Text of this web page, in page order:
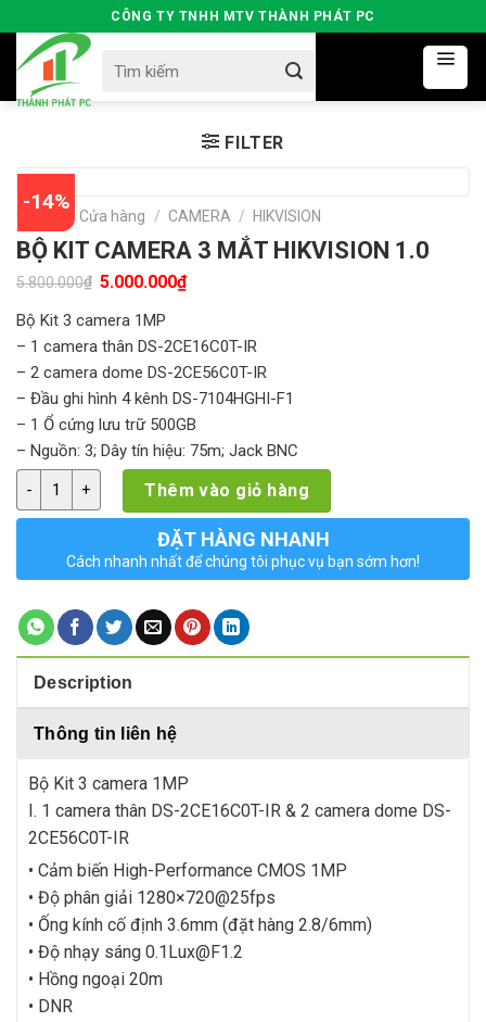
to
content
CÔNG TY TNHH MTV THÀNH PHÁT PC
for:
FILTER
-14%
Cửa hàng / CAMERA / HIKVISION
BỘ KIT CAMERA 3 MẮT HIKVISION 1.0
5.800.000₫ Original
was:
5.800.000₫.
5.000.000₫Current
price
Bộ Kit 3 camera 1MP
– 1 camera thân DS-2CE16C0T-IR
– 2 camera dome DS-2CE56C0T-IR
– Đầu ghi hình 4 kênh DS-7104HGHI-F1
– 1 Ổ cứng lưu trữ 500GB
– Nguồn: 3; Dây tín hiệu: 75m; Jack BNC
BỘ KIT CAMERA 3 MẮT HIKVISION 1.0 quantity
Thêm vào giỏ hàng
ĐẶT HÀNG NHANH
Cách nhanh nhất để chúng tôi phục vụ bạn sớm hơn!
Description
Thông tin liên hệ
Bộ Kit 3 camera 1MP
I. 1 camera thân DS-2CE16C0T-IR & 2 camera dome DS-
2CE56C0T-IR
• Cảm biến High-Performance CMOS 1MP
• Độ phân giải 1280×720@25fps
• Ống kính cố định 3.6mm (đặt hàng 2.8/6mm)
• Độ nhạy sáng 0.1Lux@F1.2
• Hồng ngoại 20m
• DNR